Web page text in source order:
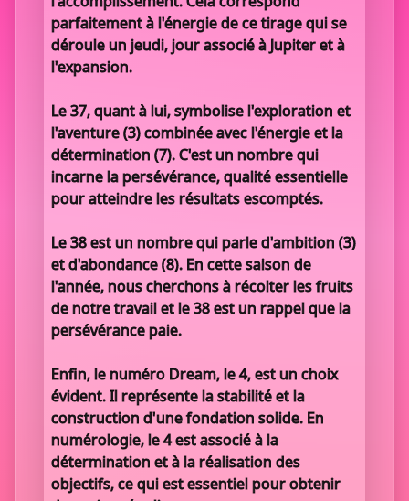
parfaitement à l'énergie de ce tirage qui se
déroule un jeudi, jour associé à Jupiter et à
l'expansion.
Le 37, quant à lui, symbolise l'exploration et
l'aventure (3) combinée avec l'énergie et la
détermination (7). C'est un nombre qui
incarne la persévérance, qualité essentielle
pour atteindre les résultats escomptés.
Le 38 est un nombre qui parle d'ambition (3)
et d'abondance (8). En cette saison de
l'année, nous cherchons à récolter les fruits
de notre travail et le 38 est un rappel que la
persévérance paie.
Enfin, le numéro Dream, le 4, est un choix
évident. Il représente la stabilité et la
construction d'une fondation solide. En
numérologie, le 4 est associé à la
détermination et à la réalisation des
objectifs, ce qui est essentiel pour obtenir